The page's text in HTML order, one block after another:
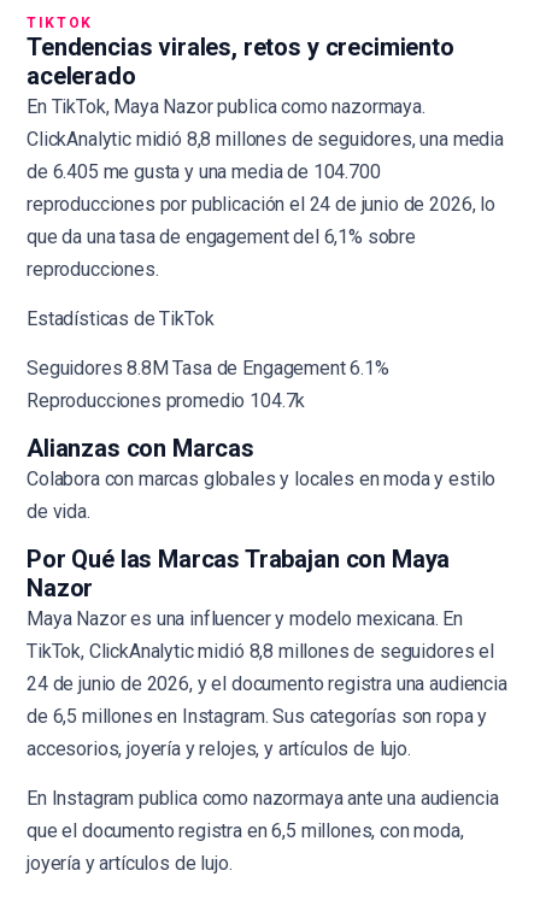
TIKTOK
Tendencias virales, retos y crecimiento
acelerado
En TikTok, Maya Nazor publica como nazormaya.
ClickAnalytic midió 8,8 millones de seguidores, una media
de 6.405 me gusta y una media de 104.700
reproducciones por publicación el 24 de junio de 2026, lo
que da una tasa de engagement del 6,1% sobre
reproducciones.
Estadísticas de TikTok
Seguidores 8.8M Tasa de Engagement 6.1%
Reproducciones promedio 104.7k
Alianzas con Marcas
Colabora con marcas globales y locales en moda y estilo
de vida.
Por Qué las Marcas Trabajan con Maya
Nazor
Maya Nazor es una influencer y modelo mexicana. En
TikTok, ClickAnalytic midió 8,8 millones de seguidores el
24 de junio de 2026, y el documento registra una audiencia
de 6,5 millones en Instagram. Sus categorías son ropa y
accesorios, joyería y relojes, y artículos de lujo.
En Instagram publica como nazormaya ante una audiencia
que el documento registra en 6,5 millones, con moda,
joyería y artículos de lujo.